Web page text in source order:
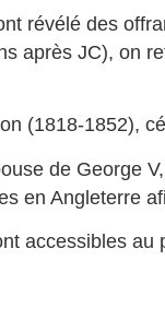
révélé des
après JC), on
(1818-1852),
de George
en Angleterre
accessibles